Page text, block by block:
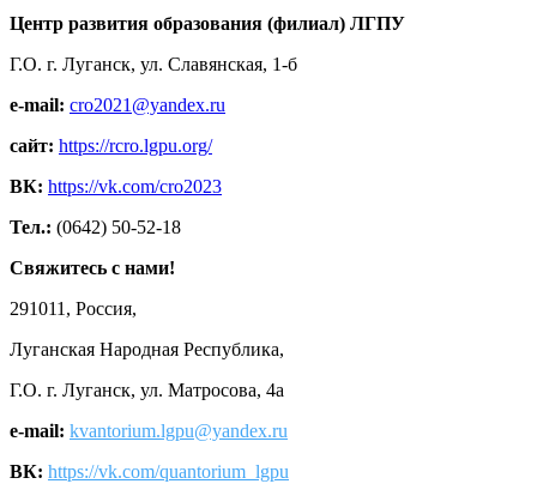
Центр развития образования (филиал) ЛГПУ
Г.О. г. Луганск, ул. Славянская, 1-б
e-mail: cro2021@yandex.ru
сайт: https://rcro.lgpu.org/
ВК: https://vk.com/cro2023
Тел.: (0642) 50-52-18
Свяжитесь с нами!
291011, Россия,
Луганская Народная Республика,
Г.О. г. Луганск, ул. Матросова, 4а
e-mail: kvantorium.lgpu@yandex.ru
ВК: https://vk.com/quantorium_lgpu